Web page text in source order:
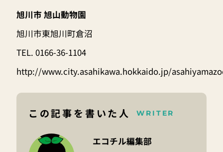
旭川市 旭山動物園
旭川市東旭川町倉沼
TEL. 0166-36-1104
http://www.city.asahikawa.hokkaido.jp/
この記事を書いた人 WRITER
エコチル編集部